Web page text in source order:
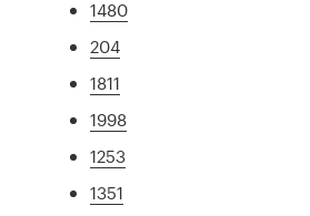
1480
204
1811
1998
1253
1351